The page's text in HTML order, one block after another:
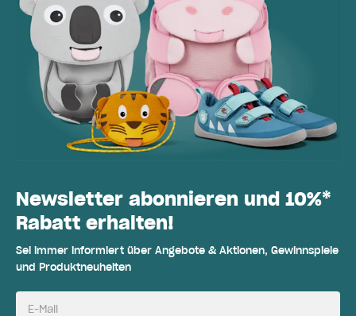
Newsletter abonnieren und 10%*
Rabatt erhalten!
Sei immer informiert über Angebote & Aktionen, Gewinnspiele
und Produktneuheiten
E-Mail